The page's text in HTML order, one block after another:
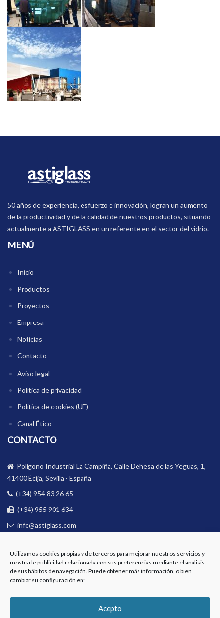
Utilizamos cookies propias y de terceros para mejorar nuestros servicios y
mostrarle publicidad relacionada con sus preferencias mediante el análisis
de sus hábitos de navegación. Puede obtener más información, o bien
cambiar su conﬁguración en:
Acepto
50 años de experiencia, esfuerzo e innovación, logran un aumento
de la productividad y de la calidad de nuestros productos, situando
actualmente a ASTIGLASS en un referente en el sector del vidrio.
MENÚ
Inicio
Productos
Proyectos
Empresa
Noticias
Contacto
Aviso legal
Política de privacidad
Política de cookies (UE)
Canal Ético
CONTACTO
Polígono Industrial La Campiña, Calle Dehesa de las Yeguas, 1,
41400 Écija, Sevilla · España
(+34) 954 83 26 65
(+34) 955 901 634
info@astiglass.com
Email